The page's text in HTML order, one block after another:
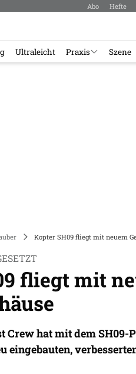
Abo Hefte
Ultraleicht Praxis Szene
Kopter SH09 fliegt mit neuem
fliegt mit
Crew hat mit dem SH09-
eingebauten,